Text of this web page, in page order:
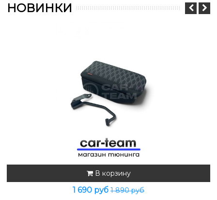
НОВИНКИ
В корзину
1 690 руб 1 890 руб